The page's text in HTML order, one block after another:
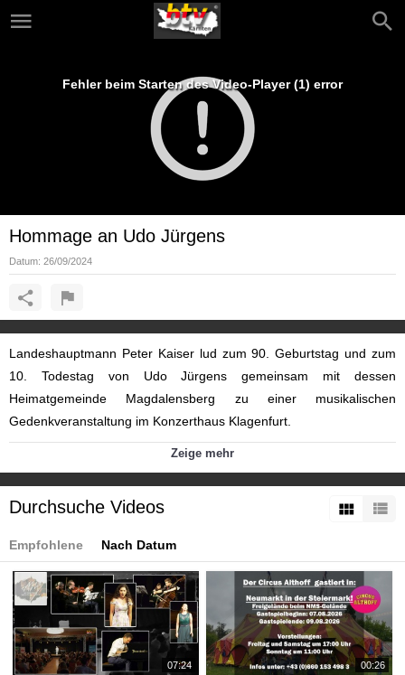
Fehler beim Starten des Video-Player (1) error
Hommage an Udo Jürgens
Datum: 26/09/2024
Landeshauptmann Peter Kaiser lud zum 90. Geburtstag und zum
10. Todestag von Udo Jürgens gemeinsam mit dessen
Heimatgemeinde Magdalensberg zu einer musikalischen
Gedenkveranstaltung im Konzerthaus Klagenfurt.
Tags:
jürgens
konzerthaus klagenfurt
Zeige mehr
Durchsuche Videos
Empfohlene Nach Datum
07:24 00:26